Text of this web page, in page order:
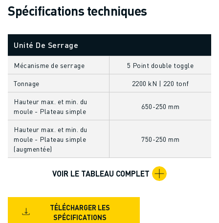
FORMATION ET ÉDUCATION
FANUC ACADEMY
SOLUTIONS POUR LES INDUSTRIES
SOLUTIONS POUR L'ÉDUCATION
WORLDSKILLS ET JEUNES TALENTS
ÉVÉNEMENTS ÉDUCATIFS
ACTUALITÉS ET MÉDIAS
EVÉNEMENTS
ÉVÉNEMENTS ÉDUCATIFS
A PROPOS DE FANUC
A PROPOS DE FANUC
FANUC EN EUROPE
CARRIÈRE
FAÇONNEZ VOTRE AVENIR AVEC FANUC
Spécifications techniques
Unité De Serrage
Mécanisme de serrage 5 Point double toggle
Tonnage 2200 kN | 220 tonf
Hauteur max. et min. du
moule - Plateau simple
650-250 mm
Hauteur max. et min. du
moule - Plateau simple
(augmentée)
750-250 mm
VOIR LE TABLEAU COMPLET
TÉLÉCHARGER LES
SPÉCIFICATIONS